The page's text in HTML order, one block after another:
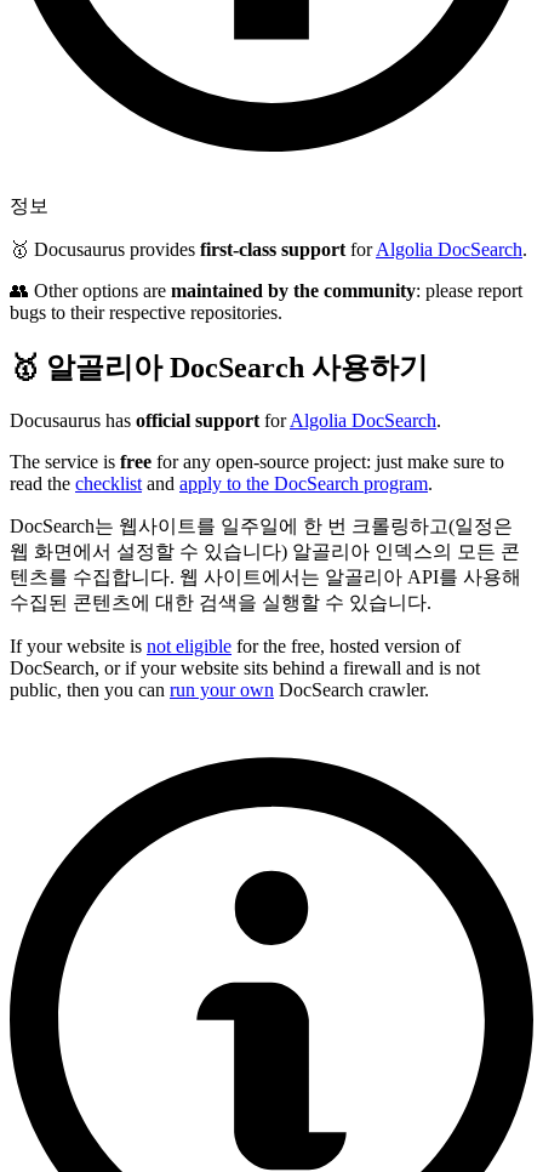
정보
🥇 Docusaurus provides first-class support forAlgolia DocSearch.
👥 Other options are maintained by the community: please report
bugs to their respective repositories.
🥇 알골리아 DocSearch 사용하기
Docusaurus has official supportforAlgolia DocSearch.
The service is free for any open-source project: just make sure to
read the checklistand apply to the DocSearch program.
DocSearch는 웹사이트를 일주일에 한 번 크롤링하고(일정은
웹 화면에서 설정할 수 있습니다) 알골리아 인덱스의 모든 콘
텐츠를 수집합니다. 웹 사이트에서는 알골리아 API를 사용해
수집된 콘텐츠에 대한 검색을 실행할 수 있습니다.
If your website is not eligible for the free, hosted version of
DocSearch, or if your website sits behind a firewall and is not
public, then you can run your own DocSearch crawler.